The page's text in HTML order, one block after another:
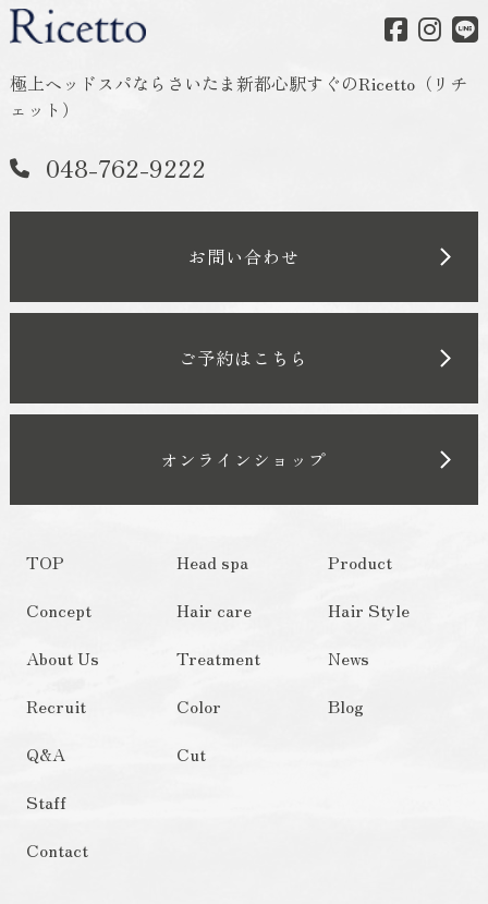
極上ヘッドスパならさいたま新都心駅すぐのRicetto（リチ
ェット）
048-762-9222
お問い合わせ
ご予約はこちら
オンラインショップ
TOP
Concept
About Us
Recruit
Q&A
Staff
Contact
Head spa
Hair care
Treatment
Color
Cut
Product
Hair Style
News
Blog